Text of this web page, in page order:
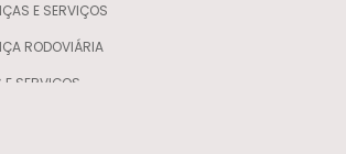
E SERVIÇOS
RODOVIÁRIA
SERVIÇOS